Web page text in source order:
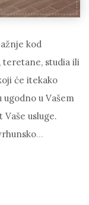
kod
studia ili
će itekako
u Vašem
usluge.
…